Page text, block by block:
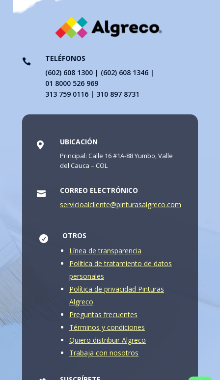

TELÉFONOS
(602) 608 1300 | (602) 608 1346 |
01 8000 526 969
313 759 0116 | 310 897 8731
 UBICACIÓN
Principal: Calle 16 #1A-88 Yumbo, Valle
del Cauca – COL

CORREO ELECTRÓNICO
servicioalcliente@pinturasalgreco.com

OTROS
Línea de transparencia
Política de tratamiento de datos
personales
Política de privacidad Pinturas
Algreco
Preguntas frecuentes
Términos y condiciones
Quiero distribuir Algreco
Trabaja con nosotros